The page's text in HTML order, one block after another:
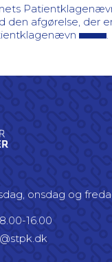
den afgørelse, der
onsdag og
16.00